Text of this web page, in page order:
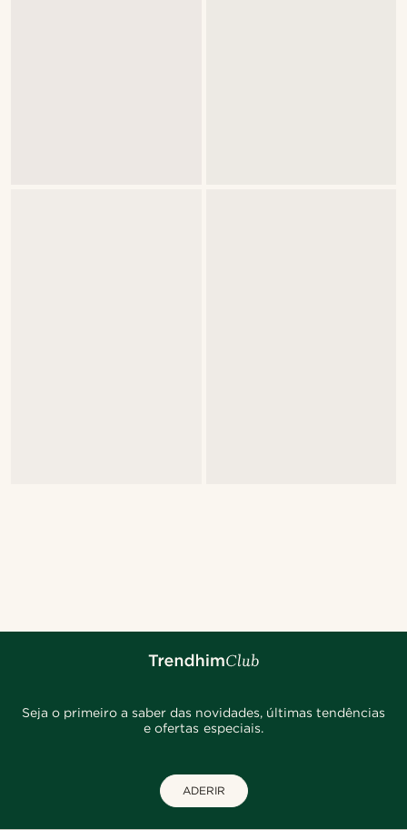
Seja o primeiro a saber das novidades, últimas tendências
e ofertas especiais.
ADERIR